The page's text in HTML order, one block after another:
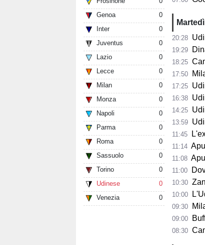
Genoa
0
Inter
0
Juventus
0
Lazio
0
Lecce
0
Milan
0
Monza
0
Napoli
0
Parma
0
Roma
0
Sassuolo
0
Torino
0
Udinese
0
Venezia
0
20:28
19:29
18:25
17:50
17:25
16:38
14:25
13:59
11:45
11:14 Apu
11:08 Apu
11:00
10:30
10:00
09:30
09:00
08:30